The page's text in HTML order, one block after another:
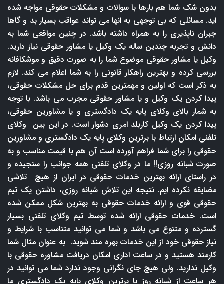
بدون شک شما هم بارها با سوالات و مشکلات حقوقی مواجه شده
اید. مسائلی که بی توجهی به انها می تواند عواقب بسیار بد و گاها
جبران ناپذیری را به همراه داشته باشد. در چنین مواقعی شما به
دانش و تجربه چندین ساله یک وکیل یا مشاور حقوقی نیاز دارید.
وکیل یا مشاور حقوقی موضوع شما را به صورت دقیق و موشکافانه
بررسی کرده و بهترین راهکار قانونی را به شما اعلام می کند. لازم
به ذکر است که اولین و مهمترین قدم برای حل مشکلات حقوقی،
پیدا کردن یک وکیل و یا مشاور حقوقی مجرب می باشد. با توجه
به شمار بالای وکلای پایه یک دادگستری و یا مشاورین حقوقی،
پیدا کردن یک وکیل کاربلد امری دشوار است. در این بین وکلای
تلفنی امکان ارتباط با برترین وکلای پایه یک دادگستری و مشاورین
حقوقی را برای شما فراهم آورده است آن هم با قیمت مناسب و به
صورت شبانه روزی!! ما در وکلای تلفنی همه جوانب را سنجیده و
در راستای ارائه بهترین خدمات حقوقی در ایران از هیچ تلاشی
مضایقه نکرده ایم. نتیجه این تلاش شبانه روزی، داشتن یک تیم
حقوقی قوی و ارائه خدمات حقوقی به بهترین شکل ممکن شده
است. خدمات حقوقی ارائه شده توسط تیم وکلای تلفنی بسیار
گسترده و متنوع می باشد و شما می توانید متناسب با شرایط و
نیاز حقوقی خود از این خدمات بهره مند شوید. به عنوان مثال شما
کارمند هستید و در ساعت اداری امکان دریافت مشاوره حقوقی با
وکیل ندارید. ولی هیچ جای نگرانی وجود ندارد شما می توانید در
هر ساعت از شبانه روز با برترین وکلای پایه یک دادگستری ما